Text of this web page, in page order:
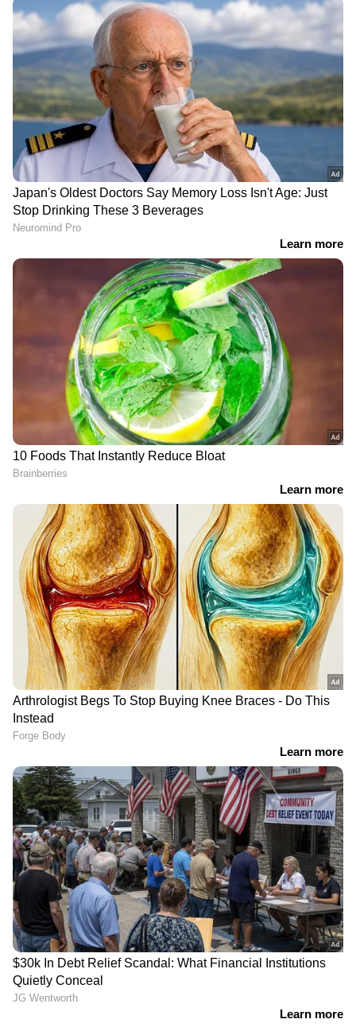
ഓപ്പൺ ഹൗസിലൂടെ അതിഥികൾക്ക്
ടോസ്റ്റ്മാസ്റ്റേഴ്സ് ഫോർമാറ്റ് നേരിട്ട്
മനസ്സിലാക്കാം. ഇതിൽ ലൈവ് സെഷനുകൾ,
ഇന്ററാക്ടീവ് ലേണിങ് രീതികൾ, നെറ്റ്
വർക്കിങ്ങിനുള്ള അവസരം എന്നിവ ലഭിക്കും.
ജീവിതത്തിന്റെ വിവിധ മേഖലകളിലുള്ള
സ്ത്രീകൾക്ക് അവർക്ക് ആവശ്യമായ
സ്കില്ലുകൾ ആർജ്ജിക്കാനുള്ള വഴികൂടെയാണ്
ഈ പരിപാടി. സ്ത്രീകൾ ജോലി ചെയ്യുന്നവരോ
വീട്ടിലെ കാര്യങ്ങളുടെ ചുമതലയുള്ളവരോ
ആയിക്കോട്ടെ, ഭീമ സൂപ്പർ വുമൺ
ടോസ്റ്റ്മാസ്റ്റേഴ്സ് ക്ലബ്ബിലൂടെ അവർക്ക്
ആത്മവിശ്വാസം കണ്ടെത്താം, ആശയങ്ങൾ
വ്യക്തമായി പ്രതിഫലിപ്പിക്കാം, ലീഡർഷിപ്പ്
കഴിവുകൾ വികസിപ്പിക്കാം. അതും
കൂട്ടായ്മയിൽ ഉള്ളവരുടെ പൂർണമായ
പിന്തുണയോടെ.